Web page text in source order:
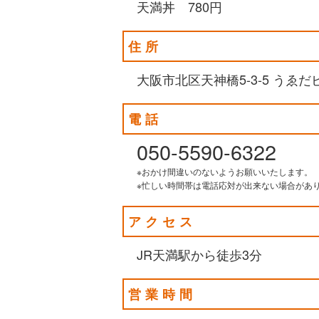
天満丼 780円
住所
大阪市北区天神橋5-3-5 うゑだ
電話
050-5590-6322
※おかけ間違いのないようお願いいたします。
※忙しい時間帯は電話応対が出来ない場合があり
アクセス
JR天満駅から徒歩3分
営業時間